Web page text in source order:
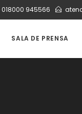
018000 945566
SALA DE PRENSA